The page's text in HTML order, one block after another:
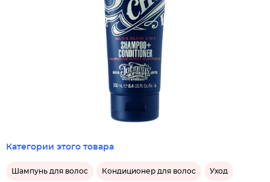
Категории этого товара
Шампунь для волос Кондиционер для волос Уход